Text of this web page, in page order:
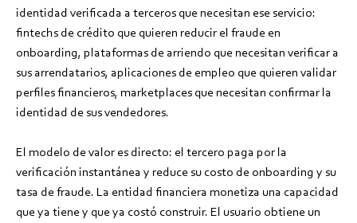
identidad verificada a terceros que necesitan ese servicio:
fintechs de crédito que quieren reducir el fraude en
onboarding, plataformas de arriendo que necesitan verificar a
sus arrendatarios, aplicaciones de empleo que quieren validar
perfiles financieros, marketplaces que necesitan confirmar la
identidad de sus vendedores.
El modelo de valor es directo: el tercero paga por la
verificación instantánea y reduce su costo de onboarding y su
tasa de fraude. La entidad financiera monetiza una capacidad
que ya tiene y que ya costó construir. El usuario obtiene un